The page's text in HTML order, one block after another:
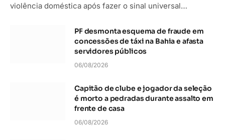
violência doméstica após fazer o sinal universal…
PF desmonta esquema de fraude em
concessões de táxi na Bahia e afasta
servidores públicos
06/08/2026
Capitão de clube e jogador da seleção
é morto a pedradas durante assalto em
frente de casa
06/08/2026